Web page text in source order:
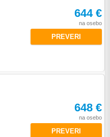
644 €
na osebo
PREVERI
648 €
na osebo
PREVERI